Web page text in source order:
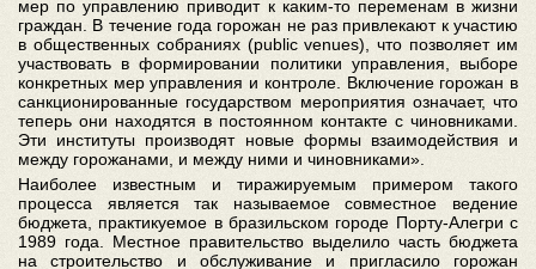
мер по управлению приводит к каким-то переменам в жизни
граждан. В течение года горожан не раз привлекают к участию
в общественных собраниях (public venues), что позволяет им
участвовать в формировании политики управления, выборе
конкретных мер управления и контроле. Включение горожан в
санкционированные государством мероприятия означает, что
теперь они находятся в постоянном контакте с чиновниками.
Эти институты производят новые формы взаимодействия и
между горожанами, и между ними и чиновниками».
Наиболее известным и тиражируемым примером такого
процесса является так называемое совместное ведение
бюджета, практикуемое в бразильском городе Порту-Алегри с
1989 года. Местное правительство выделило часть бюджета
на строительство и обслуживание и пригласило горожан